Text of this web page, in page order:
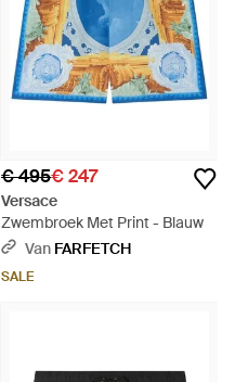
€ 495€ 247
Versace
Zwembroek Met Print - Blauw
Van FARFETCH
SALE